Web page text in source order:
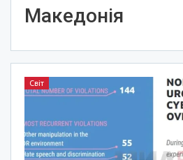
Македонія
Світ